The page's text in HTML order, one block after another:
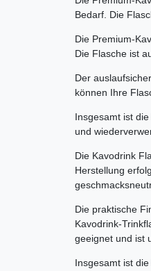
Bedarf. Die
Die Premium-
Die Flasche ist
Der
können Ihre
Insgesamt ist
und
Die Kavodrink
Herstellung
Die praktische
Kavodrink-
geeignet und ist
Insgesamt ist